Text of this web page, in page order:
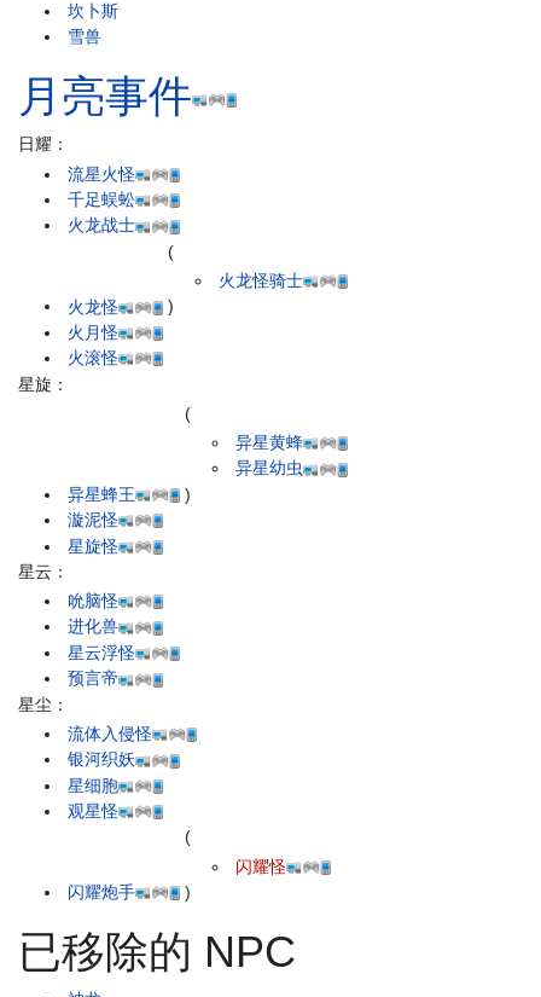
坎卜斯
雪兽
月亮事件
日耀：
流星火怪
千足蜈蚣
火龙战士
火龙怪
(
火龙怪骑士
)
火月怪
火滚怪
星旋：
异星蜂王
(
异星黄蜂
异星幼虫
)
漩泥怪
星旋怪
星云：
吮脑怪
进化兽
星云浮怪
预言帝
星尘：
流体入侵怪
银河织妖
星细胞
观星怪
闪耀炮手
(
闪耀怪
)
已移除的 NPC